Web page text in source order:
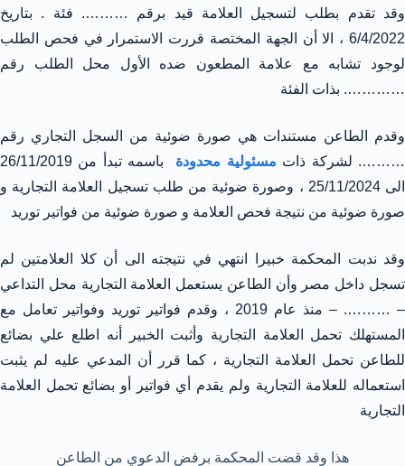
وقد تقدم بطلب لتسجيل العلامة قيد برقم ………. فئة . بتاريخ
6/4/2022 ، الا أن الجهة المختصة قررت الاستمرار في فحص الطلب
لوجود تشابه مع علامة المطعون ضده الأول محل الطلب رقم
…………. بذات الفئة
وقدم الطاعن مستندات هي صورة ضوئية من السجل التجاري رقم
………. لشركة ذات مسئولية محدودة
باسمه تبدأ من 26/11/2019
الى 25/11/2024 ، وصورة ضوئية من طلب تسجيل العلامة التجارية و
صورة ضوئية من نتيجة فحص العلامة و صورة ضوئية من فواتير توريد
وقد ندبت المحكمة خبيرا انتهي في نتيجته الى أن كلا العلامتين لم
تسجل داخل مصر وأن الطاعن يستعمل العلامة التجارية محل التداعي
– ………. – منذ عام 2019 ، وقدم فواتير توريد وفواتير تعامل مع
المستهلك تحمل العلامة التجارية وأثبت الخبير أنه اطلع علي بضائع
للطاعن تحمل العلامة التجارية ، كما قرر أن المدعي عليه لم يثبت
استعماله للعلامة التجارية ولم يقدم أي فواتير أو بضائع تحمل العلامة
التجارية
هذا وقد قضت المحكمة برفض الدعوي من الطاعن